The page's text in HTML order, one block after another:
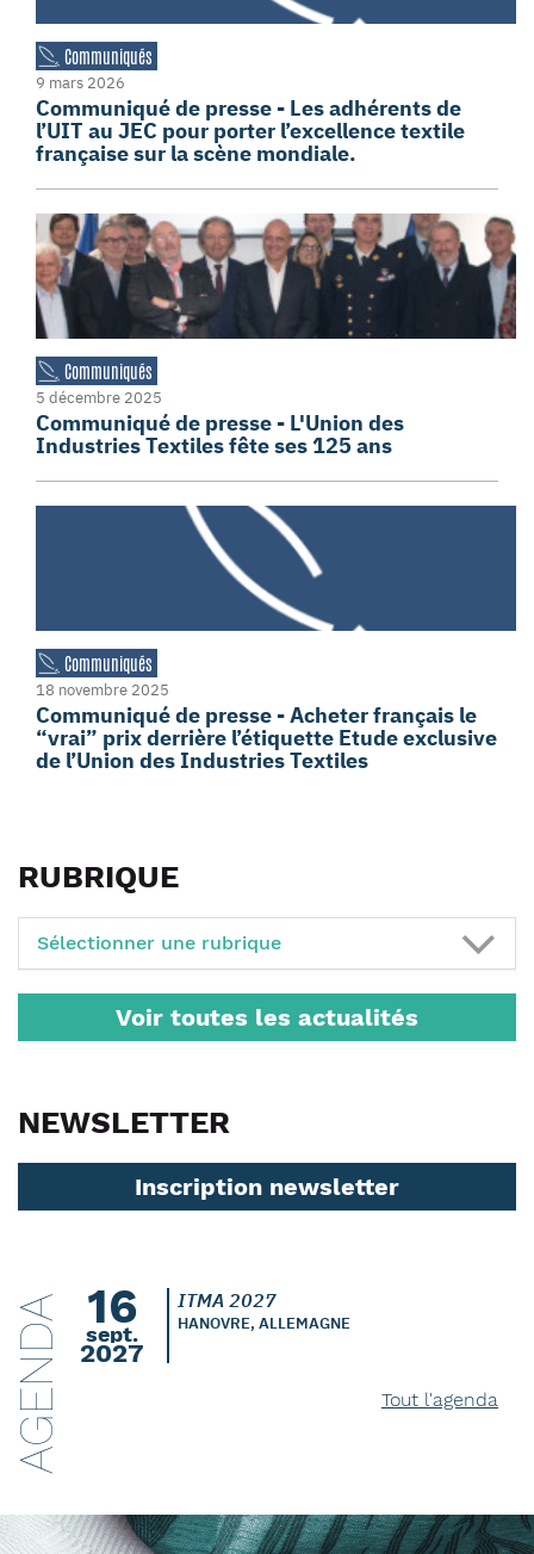
Communiqués
9 mars 2026
Communiqué de presse - Les adhérents de
l’UIT au JEC pour porter l’excellence textile
française sur la scène mondiale.
Communiqués
5 décembre 2025
Communiqué de presse - L'Union des
Industries Textiles fête ses 125 ans
Communiqués
18 novembre 2025
Communiqué de presse - Acheter français le
“vrai” prix derrière l’étiquette Etude exclusive
de l’Union des Industries Textiles
RUBRIQUE
Sélectionner une rubrique
Voir toutes les actualités
NEWSLETTER
Inscription newsletter
AGENDA 16
sept.
2027
ITMA 2027
HANOVRE, ALLEMAGNE
Tout l'agenda